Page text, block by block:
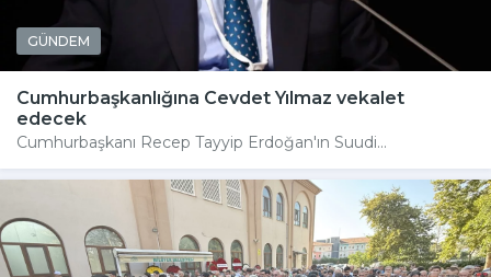
GÜNDEM
Cumhurbaşkanlığına Cevdet Yılmaz vekalet
edecek
Cumhurbaşkanı Recep Tayyip Erdoğan'ın Suudi...